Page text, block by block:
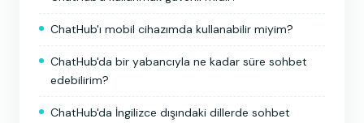
ChatHub'ı mobil cihazımda kullanabilir miyim?
ChatHub'da bir yabancıyla ne kadar süre sohbet
edebilirim?
ChatHub'da İngilizce dışındaki dillerde sohbet